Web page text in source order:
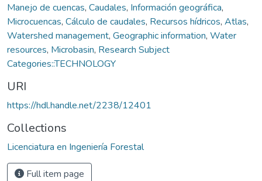
Manejo de cuencas, Caudales, Información geográfica,
Microcuencas, Cálculo de caudales, Recursos hídricos, Atlas,
Watershed management, Geographic information, Water
resources, Microbasin, Research Subject
Categories::TECHNOLOGY
URI
https://hdl.handle.net/2238/12401
Collections
Licenciatura en Ingeniería Forestal
Full item page